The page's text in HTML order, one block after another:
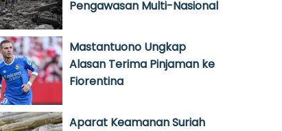
Pengawasan Multi-Nasional
Mastantuono Ungkap
Alasan Terima Pinjaman ke
Fiorentina
Aparat Keamanan Suriah